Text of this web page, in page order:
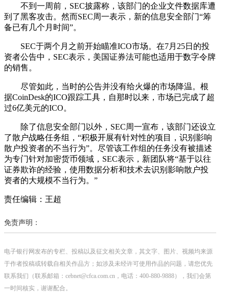
不到一周前，SEC披露称，该部门的企业文件数据库遭
到了黑客攻击。然而SEC周一表示，新的信息安全部门“筹
备已有几个月时间”。
SEC于两个月之前开始瞄准ICO市场。在7月25日的投
资者公告中，SEC表示，美国证券法可能也适用于数字令牌
的销售。
尽管如此，当时的公告并没有给火爆的市场降温。根
据CoinDesk的ICO跟踪工具，自那时以来，市场已完成了超
过6亿美元的ICO。
除了信息安全部门以外，SEC周一宣布，该部门还设立
了散户战略任务组，“积极开展有针对性的项目，识别影响
散户投资者的不当行为”。尽管该工作组的任务没有被描述
为专门针对加密货币领域，SEC表示，新团队将“基于以往
证券欺诈的经验，使用数据分析和技术去识别影响散户投
资者的大规模不当行为。”
责任编辑：王超
免责声明：
电子银行网发布的专栏、投稿以及征文相关文章，其文字、图片、视频均来源
于作者投稿或转载自相关作品方；如涉及未经许可使用作品的问题，请您优先
联系我们（联系邮箱：cebnet@cfca.com.cn，电话：400-880-9888），我们会第
一时间核实，谢谢配合。